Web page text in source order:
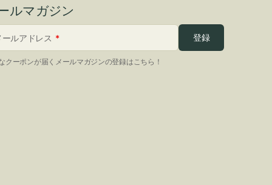
ルマガジン
ールアドレス 登録
クーポンが届くメールマガジンの登録はこちら！